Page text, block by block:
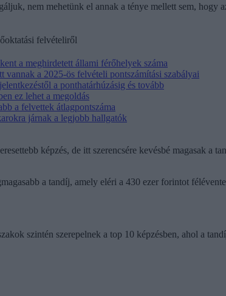
nem mehetünk el annak a ténye mellett sem,
felvételiről
a meghirdetett állami férőhelyek száma
vannak a 2025-ös felvételi pontszámítási szabályai
a ponthatárhúzásig és tovább
ez lehet a megoldás
a felvettek átlagpontszáma
járnak a legjobb hallgatók
képzés, de itt szerencsére kevésbé
a tandíj, amely eléri a 430 ezer forintot
szintén szerepelnek a top 10 képzésben, ahol a